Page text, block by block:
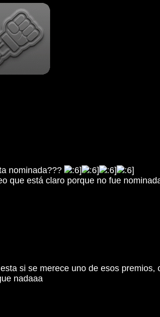
nominada???
que está claro porque no fue
si se merece uno de esos
nadaaa